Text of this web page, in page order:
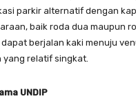
parkir alternatif dengan
baik roda dua maupun
berjalan kaki menuju
yang relatif singkat.
UNDIP